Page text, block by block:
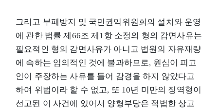
그리고 부패방지 및 국민권익위원회의 설치와 운영
에 관한 법률 제66조 제1항 소정의 형의 감면사유는
필요적인 형의 감면사유가 아니고 법원의 자유재량
에 속하는 임의적인 것에 불과하므로, 원심이 피고
인이 주장하는 사유를 들어 감경을 하지 않았다고
하여 위법이라 할 수 없고, 또 10년 미만의 징역형이
선고된 이 사건에 있어서 양형부당은 적법한 상고